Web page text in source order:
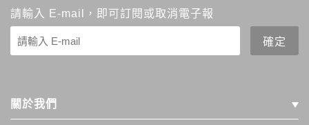
請輸入 E-mail，即可訂閱或取消電子報
關於我們